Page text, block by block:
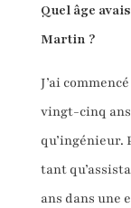
Quel âge
Martin ?
J’ai
vingt-cinq
qu’ingénieur.
tant
ans dans une